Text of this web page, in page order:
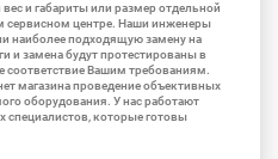
и габариты или размер отдельной
сервисном центре. Наши инженеры
наиболее подходящую замену на
и замена будут протестированы в
соответствие Вашим требованиям.
магазина проведение объективных
оборудования. У нас работают
которые готовы